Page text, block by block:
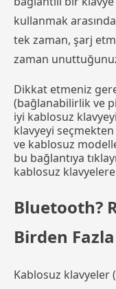
kullanmak
tek zaman, şarj
zaman
Dikkat etmeniz
(bağlanabilirlik ve
iyi kablosuz
klavyeyi
ve kablosuz
bu bağlantıya
kablosuz
Bluetooth?
Birden
Kablosuz klavyeler